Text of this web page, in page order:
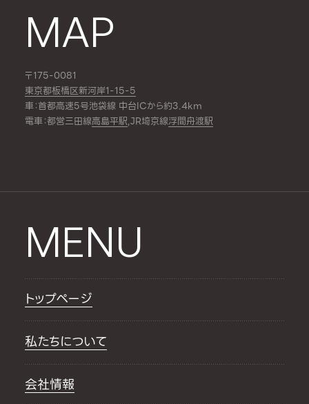
MAP
〒175-0081
東京都板橋区新河岸1-15-5
車：首都高速5号池袋線 中台ICから約3.4km
電車：都営三田線高島平駅,JR埼京線浮間舟渡駅
MENU
トップページ
私たちについて
会社情報